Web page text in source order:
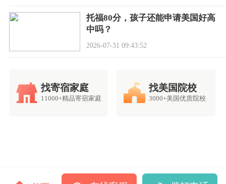
托福80分，孩子还能申请美国好高
中吗？
2026-07-31 09:43:52
找寄宿家庭
11000+精品寄宿家庭
找美国院校
3000+美国优质院校